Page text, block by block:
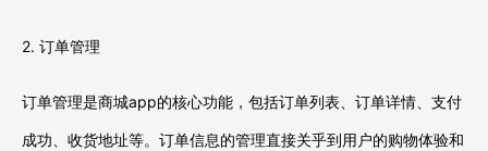
2. 订单管理
订单管理是商城app的核心功能，包括订单列表、订单详情、支付
成功、收货地址等。订单信息的管理直接关乎到用户的购物体验和